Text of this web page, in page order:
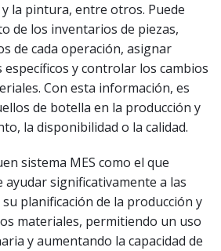
la pintura, entre otros. Puede
de los inventarios de piezas,
de cada operación, asignar
y controlar los cambios
Con esta información, es
de botella en la producción y
la disponibilidad o la calidad.
sistema MES como el que
significativamente a las
planificación de la producción y
materiales, permitiendo un uso
y aumentando la capacidad de